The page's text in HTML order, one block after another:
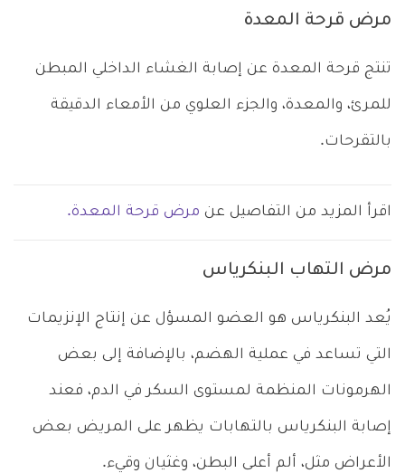
مرض قرحة المعدة
تنتج قرحة المعدة عن إصابة الغشاء الداخلي المبطن
للمرئ، والمعدة، والجزء العلوي من الأمعاء الدقيقة
بالتقرحات.
اقرأ المزيد من التفاصيل عن مرض قرحة المعدة.
مرض التهاب البنكرياس
يُعد البنكرياس هو العضو المسؤل عن إنتاج الإنزيمات
التي تساعد في عملية الهضم، بالإضافة إلى بعض
الهرمونات المنظمة لمستوى السكر في الدم، فعند
إصابة البنكرياس بالتهابات يظهر على المريض بعض
الأعراض مثل، ألم أعلى البطن، وغثيان وقيء.